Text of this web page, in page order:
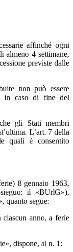
affinché ogni
almeno 4 settimane,
previste dalle
non può essere
in caso di fine del
gli Stati membri
L’art. 7 della
quali è consentito
8 gennaio 1963,
il «BUrlG»),
quanto segue:
anno, a ferie
dispone, al n. 1: